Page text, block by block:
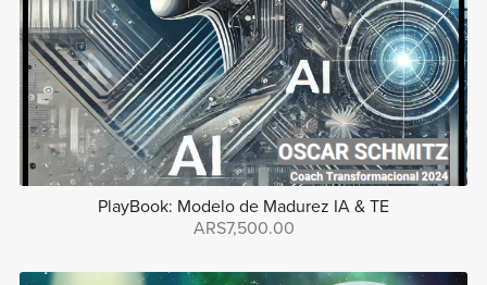
PlayBook: Modelo de Madurez IA & TE
ARS7,500.00